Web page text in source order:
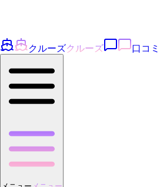
クルーズクルーズ 口コミ